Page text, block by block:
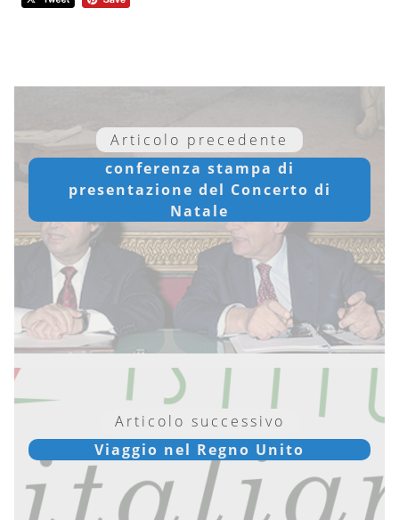
Articolo precedente
conferenza stampa di
presentazione del Concerto di
Natale
Articolo successivo
Viaggio nel Regno Unito